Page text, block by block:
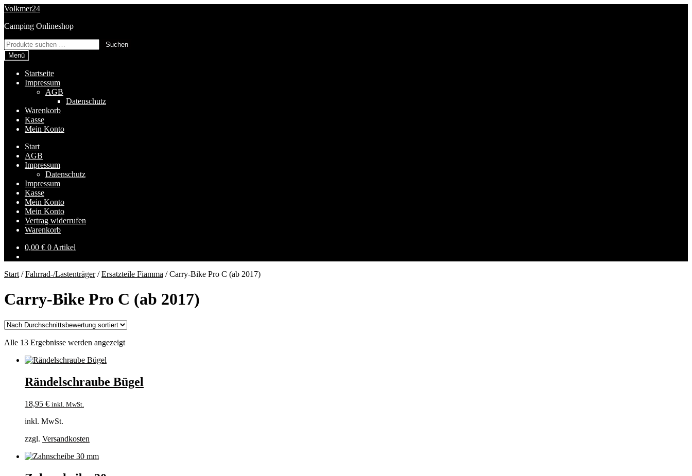
Zur
springen
Zum
springen
Volkmer24
Camping Onlineshop
Suchen
nach:
Suchen
Menü
Startseite
Impressum
AGB
Datenschutz
Warenkorb
Kasse
Mein Konto
Start
AGB
Impressum
Datenschutz
Impressum
Kasse
Mein Konto
Mein Konto
Vertrag widerrufen
Warenkorb
0,00 € 0 Artikel
Start /Fahrrad-/Lastenträger/Ersatzteile Fiamma /Carry-Bike Pro C (ab 2017)
Carry-Bike Pro C (ab 2017)
Alle 13 Ergebnisse werden angezeigtNach
Rändelschraube Bügel
18,95 € inkl. MwSt.
inkl. MwSt.
zzgl. Versandkosten